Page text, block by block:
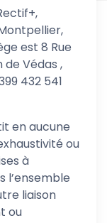
est 8 Rue
Védas ,
432 541
en aucune
ou
à
l’ensemble
liaison
ou